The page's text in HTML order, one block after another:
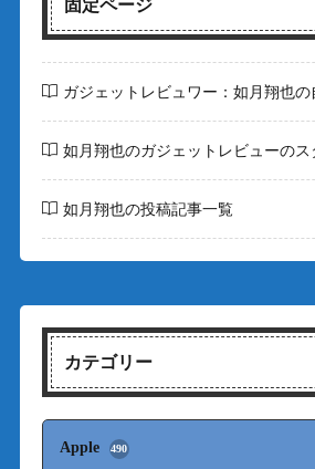
固定ページ
ガジェットレビュワー：如月翔也の
如月翔也のガジェットレビューのス
如月翔也の投稿記事一覧
カテゴリー
Apple 490